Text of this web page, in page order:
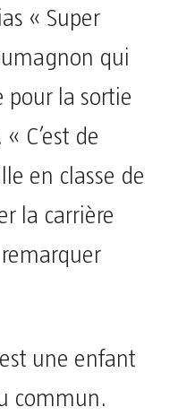
« Super
qui
pour la sortie
C’est de
en classe de
la carrière
une enfant
commun.